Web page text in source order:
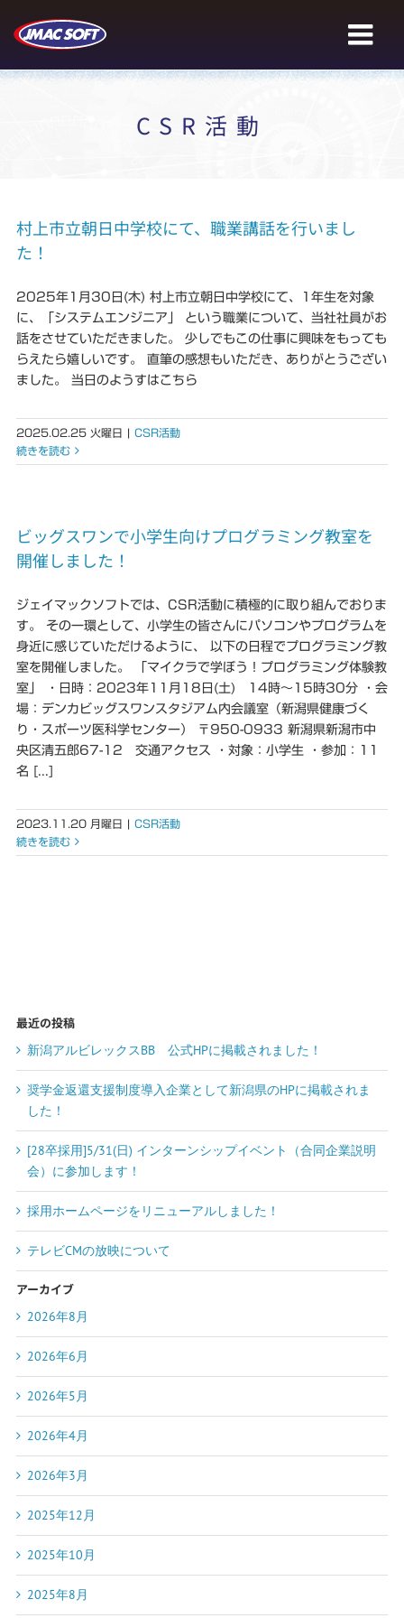
content
CSR活動
村上市立朝日中学校にて、職業講話を行いまし
た！
2025年1月30日(木) 村上市立朝日中学校にて、1年生を対象
に、「システムエンジニア」 という職業について、当社社員がお
話をさせていただきました。 少しでもこの仕事に興味をもっても
らえたら嬉しいです。 直筆の感想もいただき、ありがとうござい
ました。 当日のようすはこちら
2025.02.25 火曜日 | CSR活動
続きを読む
ビッグスワンで小学生向けプログラミング教室を
開催しました！
ジェイマックソフトでは、CSR活動に積極的に取り組んでおりま
す。 その一環として、小学生の皆さんにパソコンやプログラムを
身近に感じていただけるように、 以下の日程でプログラミング教
室を開催しました。 「マイクラで学ぼう！プログラミング体験教
室」 ・日時：2023年11月18日(土) 14時～15時30分 ・会
場：デンカビッグスワンスタジアム内会議室（新潟県健康づく
り・スポーツ医科学センター） 〒950-0933 新潟県新潟市中
央区清五郎67-12 交通アクセス ・対象：小学生 ・参加：11
名 [...]
2023.11.20 月曜日 | CSR活動
続きを読む
最近の投稿
新潟アルビレックスBB 公式HPに掲載されました！
奨学金返還支援制度導入企業として新潟県のHPに掲載されま
した！
[28卒採用]5/31(日) インターンシップイベント（合同企業説明
会）に参加します！
採用ホームページをリニューアルしました！
テレビCMの放映について
アーカイブ
2026年8月
2026年6月
2026年5月
2026年4月
2026年3月
2025年12月
2025年10月
2025年8月